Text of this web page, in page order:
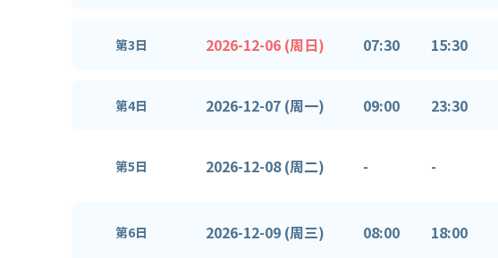
第3日 2026-12-06 (周日) 07:30 15:30
第4日 2026-12-07 (周一) 09:00 23:30
第5日 2026-12-08 (周二) - -
第6日 2026-12-09 (周三) 08:00 18:00